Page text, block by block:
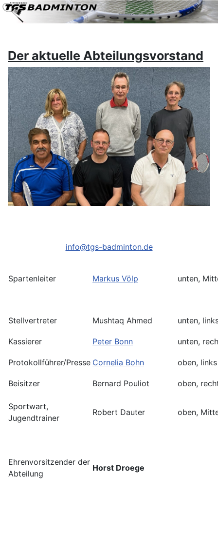
Der aktuelle Abteilungsvorstand
info@tgs-badminton.de
Spartenleiter Markus Völp unten,
Stellvertreter Mushtaq Ahmed unten,
Kassierer Peter Bonn unten,
Protokollführer/Presse Cornelia Bohn oben, links
Beisitzer Bernard Pouliot oben,
Sportwart,
Jugendtrainer
Robert Dauter oben,
Ehrenvorsitzender der
Abteilung
Horst Droege